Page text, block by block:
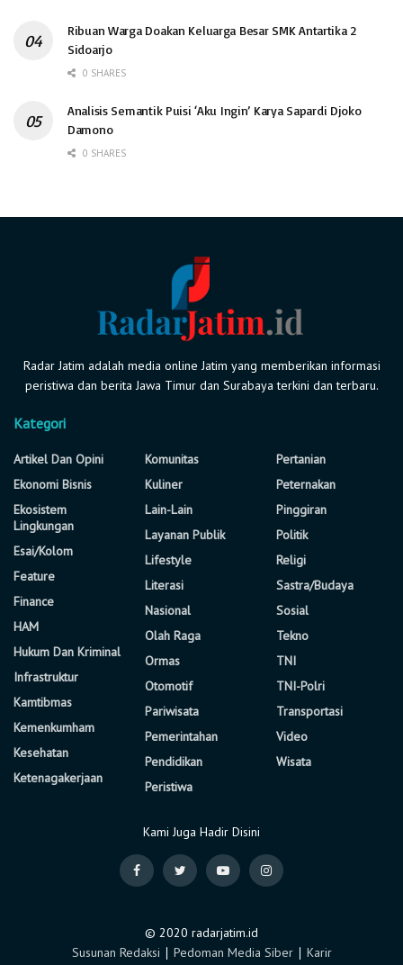
Ribuan Warga Doakan Keluarga Besar SMK Antartika 2
Sidoarjo
0 SHARES
Analisis Semantik Puisi ‘Aku Ingin’ Karya Sapardi Djoko
Damono
0 SHARES
Radar Jatim adalah media online Jatim yang memberikan informasi
peristiwa dan berita Jawa Timur dan Surabaya terkini dan terbaru.
Kategori
Artikel Dan Opini
Ekonomi Bisnis
Ekosistem
Lingkungan
Esai/Kolom
Feature
Finance
HAM
Hukum Dan Kriminal
Infrastruktur
Kamtibmas
Kemenkumham
Kesehatan
Ketenagakerjaan
Komunitas
Kuliner
Lain-Lain
Layanan Publik
Lifestyle
Literasi
Nasional
Olah Raga
Ormas
Otomotif
Pariwisata
Pemerintahan
Pendidikan
Peristiwa
Pertanian
Peternakan
Pinggiran
Politik
Religi
Sastra/Budaya
Sosial
Tekno
TNI
TNI-Polri
Transportasi
Video
Wisata
Kami Juga Hadir Disini
© 2020 radarjatim.id
Susunan Redaksi ∣ Pedoman Media Siber∣ Karir